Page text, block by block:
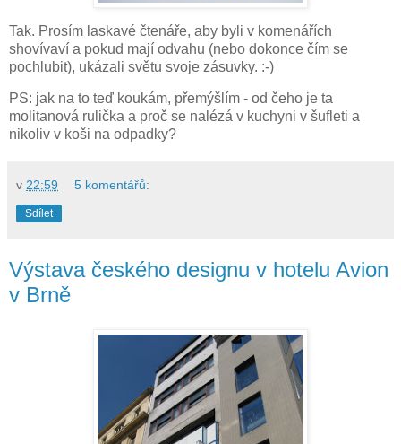
Tak. Prosím laskavé čtenáře, aby byli v komenářích
shovívaví a pokud mají odvahu (nebo dokonce čím se
pochlubit), ukázali světu svoje zásuvky. :-)
PS: jak na to teď koukám, přemýšlím - od čeho je ta
molitanová rulička a proč se nalézá v kuchyni v šufleti a
nikoliv v koši na odpadky?
v 22:59 5 komentářů:
Sdílet
Výstava českého designu v hotelu Avion
v Brně